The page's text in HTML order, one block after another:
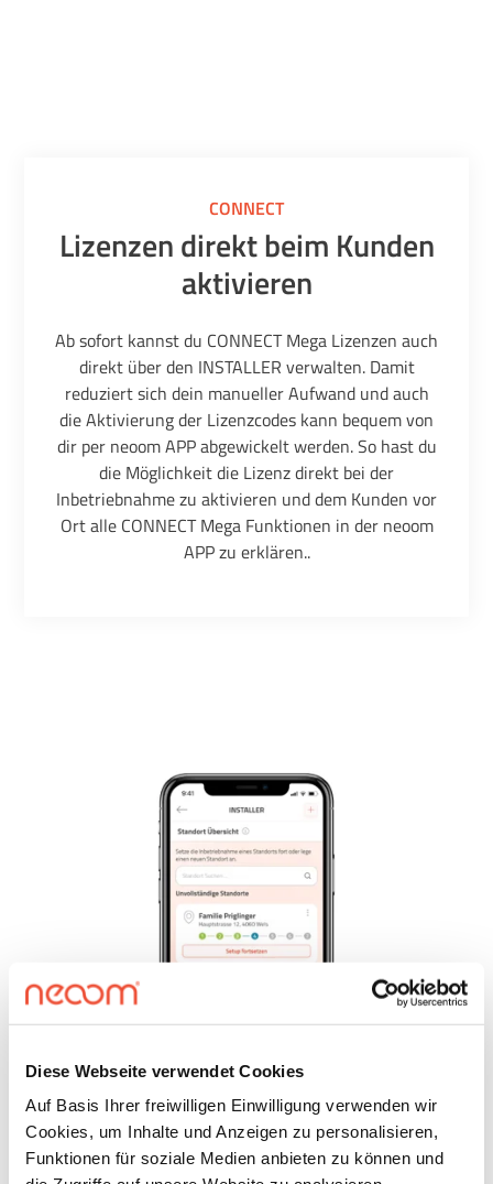
Diese Webseite verwendet Cookies
Auf Basis Ihrer freiwilligen Einwilligung verwenden wir
Cookies, um Inhalte und Anzeigen zu personalisieren,
Funktionen für soziale Medien anbieten zu können und
CONNECT
Lizenzen direkt beim Kunden
aktivieren
Ab sofort kannst du CONNECT Mega Lizenzen auch
direkt über den INSTALLER verwalten. Damit
reduziert sich dein manueller Aufwand und auch
die Aktivierung der Lizenzcodes kann bequem von
dir per neoom APP abgewickelt werden. So hast du
die Möglichkeit die Lizenz direkt bei der
Inbetriebnahme zu aktivieren und dem Kunden vor
Ort alle CONNECT Mega Funktionen in der neoom
APP zu erklären..